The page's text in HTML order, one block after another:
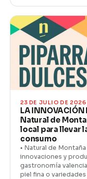
23 DE JULIO DE 2026
LA INNOVACIÓN
Natural de
local para llevar
consumo
• Natural de
innovaciones y
gastronomía
piel fina o